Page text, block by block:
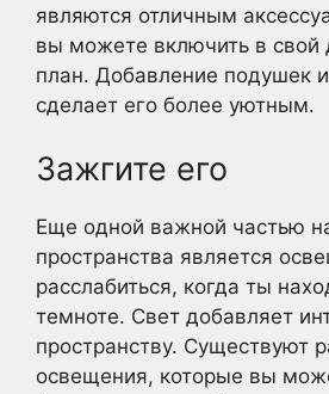
являются отличным
вы можете включить в свой
план. Добавление подушек
сделает его более уютным.
Зажгите его
Еще одной важной частью
пространства является
расслабиться, когда ты
темноте. Свет добавляет
пространству. Существуют
освещения, которые вы